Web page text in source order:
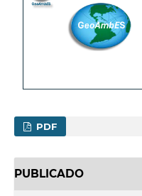
PDF
PUBLICADO